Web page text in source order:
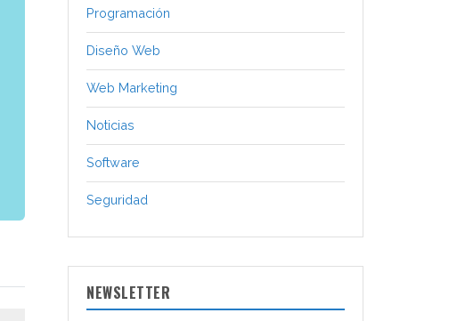
Programación
Diseño Web
Web Marketing
Noticias
Software
Seguridad
NEWSLETTER